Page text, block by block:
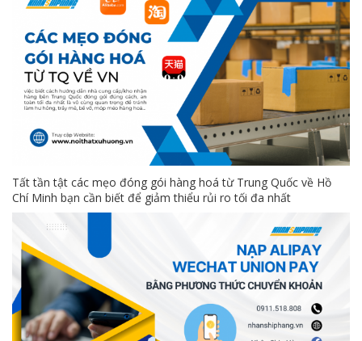
Tất tần tật các mẹo đóng gói hàng hoá từ Trung Quốc về Hồ
Chí Minh bạn cần biết để giảm thiểu rủi ro tối đa nhất